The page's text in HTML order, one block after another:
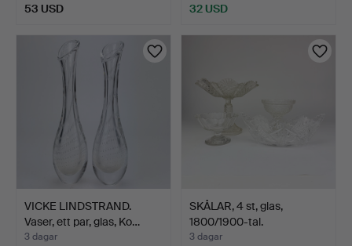
53 USD 32 USD
VICKE LINDSTRAND.
Vaser, ett par, glas, Ko…
3 dagar
SKÅLAR, 4 st, glas,
1800/1900-tal.
3 dagar